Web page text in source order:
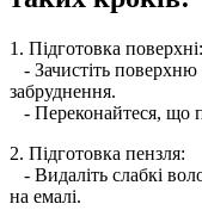
1. Підготовка поверхні:
- Зачистіть
забруднення.
- Переконайтеся, що
2. Підготовка пензля:
- Видаліть слабкі
на емалі.